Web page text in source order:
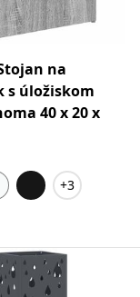
na
s úložiskom
40 x 20 x
+3